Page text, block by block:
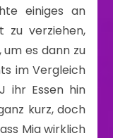
einiges an
zu verziehen,
es dann zu
im Vergleich
ihr Essen hin
kurz, doch
Mia wirklich